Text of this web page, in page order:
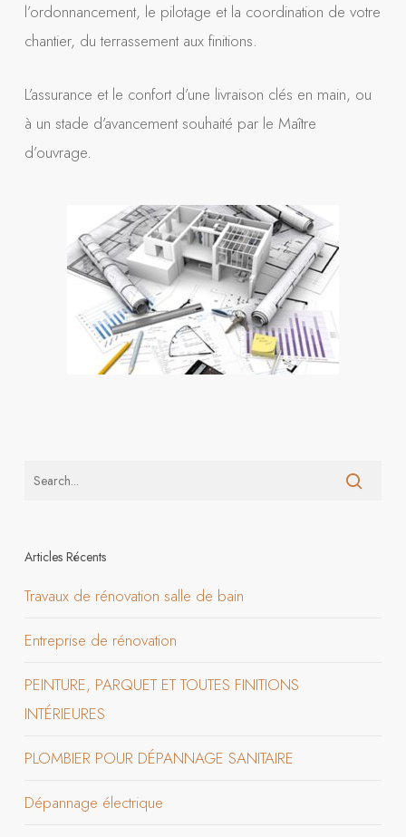
l’ordonnancement, le pilotage et la coordination de votre
chantier, du terrassement aux finitions.
L’assurance et le confort d’une livraison clés en main, ou
à un stade d’avancement souhaité par le Maître
d’ouvrage.
Articles Récents
Travaux de rénovation salle de bain
Entreprise de rénovation
PEINTURE, PARQUET ET TOUTES FINITIONS
INTÉRIEURES
PLOMBIER POUR DÉPANNAGE SANITAIRE
Dépannage électrique